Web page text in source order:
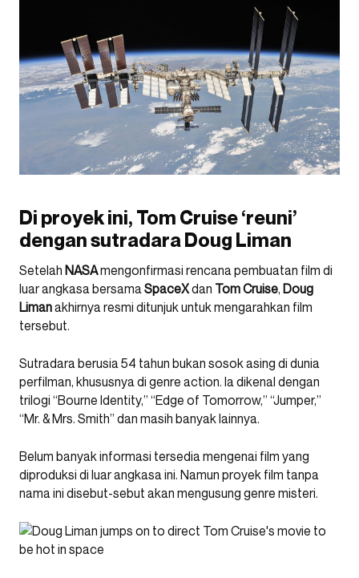
Di proyek ini, Tom Cruise ‘reuni’
dengan sutradara Doug Liman
Setelah NASAmengonfirmasi rencana pembuatan film di
luar angkasa bersamaSpaceXdan Tom Cruise, Doug
Limanakhirnya resmi ditunjuk untuk mengarahkan film
tersebut.
Sutradara berusia 54 tahun bukan sosok asing di dunia
perfilman, khususnya di genre action. Ia dikenal dengan
trilogi “Bourne Identity,” “Edge of Tomorrow,” “Jumper,”
“Mr. & Mrs. Smith” dan masih banyak lainnya.
Belum banyak informasi tersedia mengenai film yang
diproduksi di luar angkasa ini. Namun proyek film tanpa
nama ini disebut-sebut akan mengusung genre misteri.